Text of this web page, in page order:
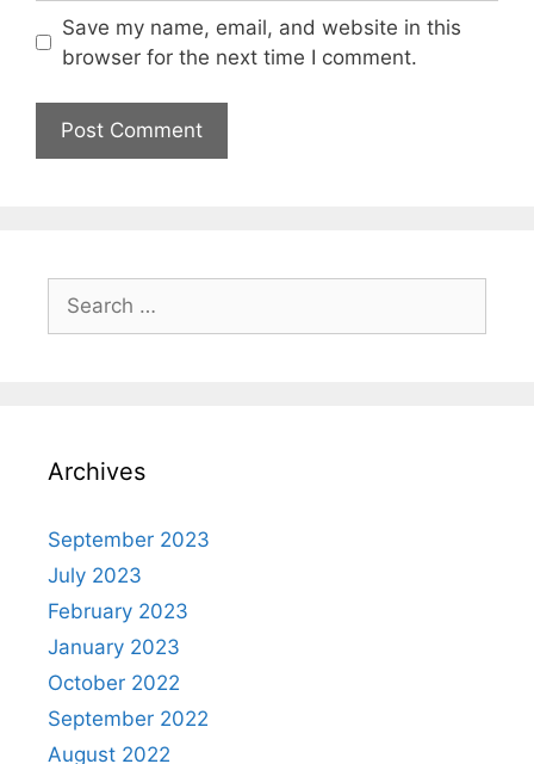
Save my name, email, and website in this
browser for the next time I comment.
Archives
September 2023
July 2023
February 2023
January 2023
October 2022
September 2022
August 2022